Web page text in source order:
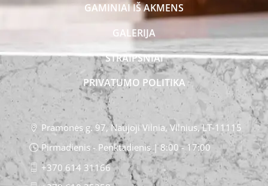
GAMINIAI IŠ AKMENS
GALERIJA
STRAIPSNIAI
PRIVATUMO POLITIKA
Pramonės g. 97, Naujoji Vilnia, Vilnius, LT-11115
Pirmadienis - Penktadienis | 8:00 - 17:00
+370 614 31166